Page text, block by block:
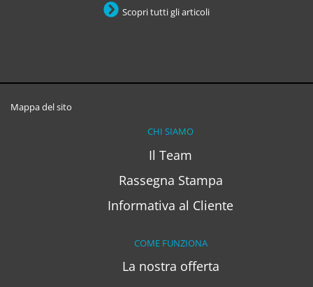
Scopri tutti gli articoli
Mappa del sito
CHI SIAMO
Il Team
Rassegna Stampa
Informativa al Cliente
COME FUNZIONA
La nostra offerta